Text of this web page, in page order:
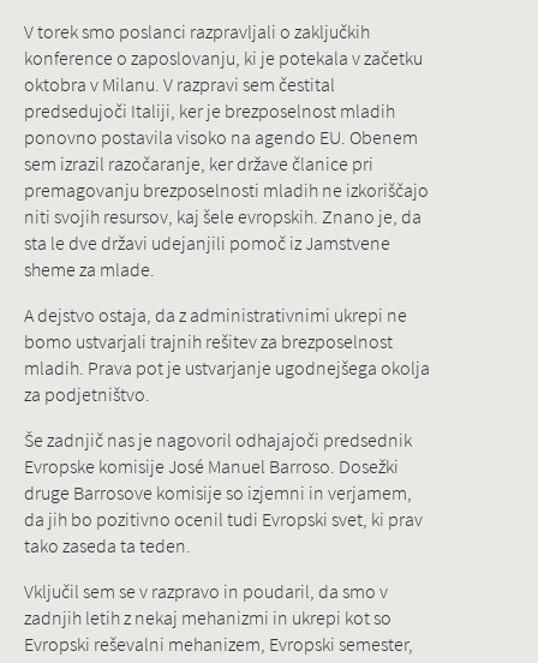
V torek smo poslanci razpravljali o zaključkih
konference o zaposlovanju, ki je potekala v začetku
oktobra v Milanu. V razpravi sem čestital
predsedujoči Italiji, ker je brezposelnost mladih
ponovno postavila visoko na agendo EU. Obenem
sem izrazil razočaranje, ker države članice pri
premagovanju brezposelnosti mladih ne izkoriščajo
niti svojih resursov, kaj šele evropskih. Znano je, da
sta le dve državi udejanjili pomoč iz Jamstvene
sheme za mlade.
A dejstvo ostaja, da z administrativnimi ukrepi ne
bomo ustvarjali trajnih rešitev za brezposelnost
mladih. Prava pot je ustvarjanje ugodnejšega okolja
za podjetništvo.
Še zadnjič nas je nagovoril odhajajoči predsednik
Evropske komisije José Manuel Barroso. Dosežki
druge Barrosove komisije so izjemni in verjamem,
da jih bo pozitivno ocenil tudi Evropski svet, ki prav
tako zaseda ta teden.
Vključil sem se v razpravo in poudaril, da smo v
zadnjih letih z nekaj mehanizmi in ukrepi kot so
Evropski reševalni mehanizem, Evropski semester,